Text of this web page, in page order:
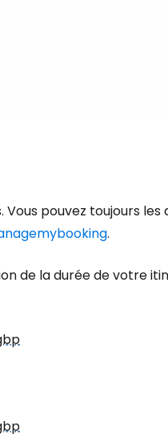
pouvez toujours
.
de la durée de votre